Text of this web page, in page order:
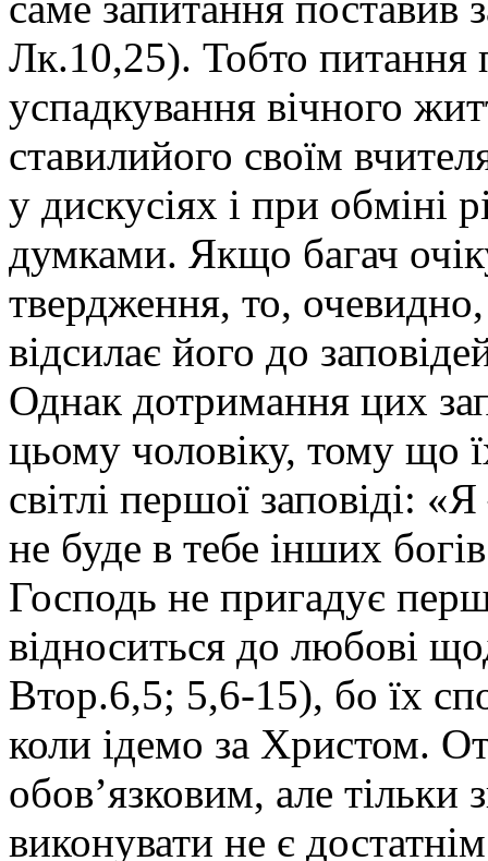
Лк.10,25). Тобто питання
успадкування вічного
ставилийого своїм
у дискусіях і при обміні
думками. Якщо багач
твердження, то,
відсилає його до
Однак дотримання цих
цьому чоловіку, тому що
світлі першої заповіді:
не буде в тебе інших
Господь не пригадує
відноситься до любові
Втор.6,5; 5,6-15), бо їх
коли ідемо за Христом.
обов’язковим, але тільки
виконувати не є